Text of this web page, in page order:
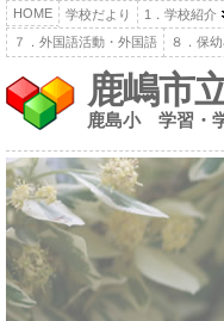
HOME 学校だより 1．学校紹介
７．外国語活動・外国語
８．保
鹿嶋市
鹿島小 学習・